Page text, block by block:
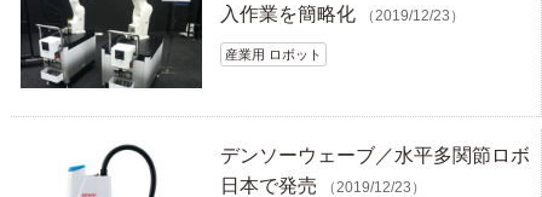
入作業を簡略化
（2019/12/23）
産業用 ロボット
デンソーウェーブ／水平多関節ロボ
日本で発売
（2019/12/23）